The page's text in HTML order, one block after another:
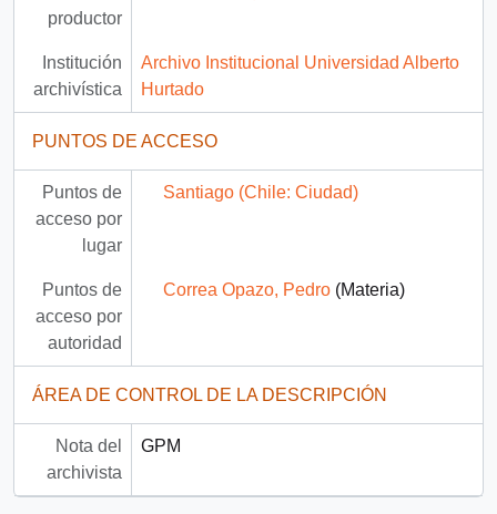
productor
Institución
archivística
Archivo Institucional Universidad Alberto
Hurtado
PUNTOS DE ACCESO
Puntos de
acceso por
lugar
Santiago (Chile: Ciudad)
Puntos de
acceso por
autoridad
Correa Opazo, Pedro(Materia)
ÁREA DE CONTROL DE LA DESCRIPCIÓN
Nota del
archivista
GPM